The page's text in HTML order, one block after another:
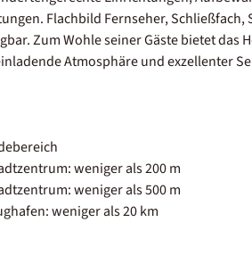
Flachbild Fernseher, Schließfach,
Zum Wohle seiner Gäste bietet das
Atmosphäre und exzellenter
weniger als 200 m
weniger als 500 m
weniger als 20 km